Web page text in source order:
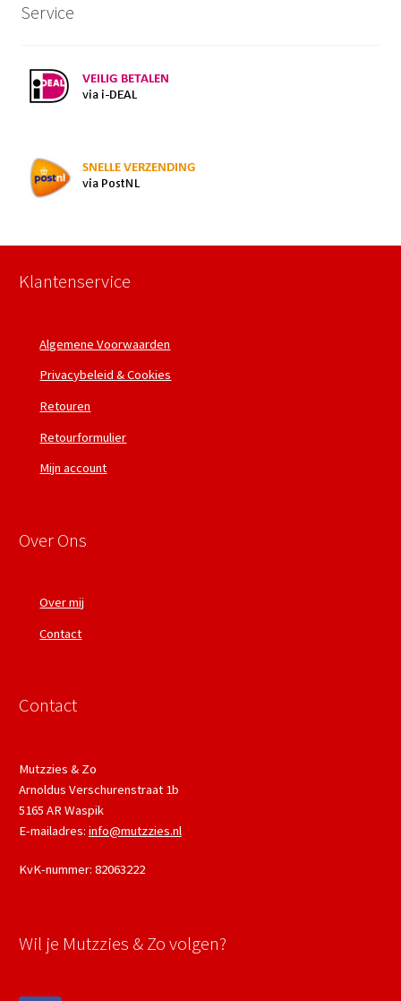
Service
Klantenservice
Algemene Voorwaarden
Privacybeleid & Cookies
Retouren
Retourformulier
Mijn account
Over Ons
Over mij
Contact
Contact
Mutzzies & Zo
Arnoldus Verschurenstraat 1b
5165 AR Waspik
E-mailadres: info@mutzzies.nl
KvK-nummer: 82063222
Wil je Mutzzies & Zo volgen?